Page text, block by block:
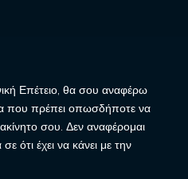
Επέτειο, θα σου αναφέρω
που πρέπει οπωσδήποτε να
σου. Δεν αναφέρομαι
ότι έχει να κάνει με την